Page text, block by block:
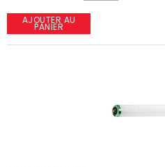
AJOUTER AU
PANIER